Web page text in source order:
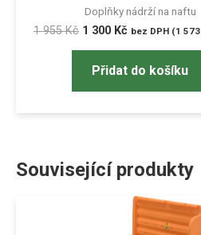
Doplňky nádrží na naftu
1 955Kč 1 300 Kč bez DPH (1 573
Přidat do košíku
Související produkty